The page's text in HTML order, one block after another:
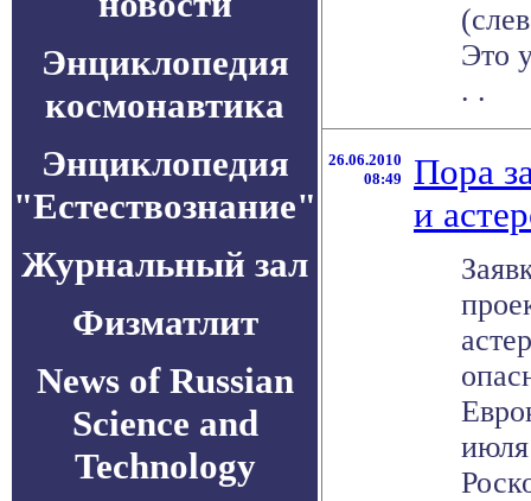
Энциклопедия
космонавтика
Энциклопедия
"Естествознание"
Журнальный зал
Физматлит
News of Russian
Science and
Technology
Это
. .
26.06.2010
08:49
Пора
и